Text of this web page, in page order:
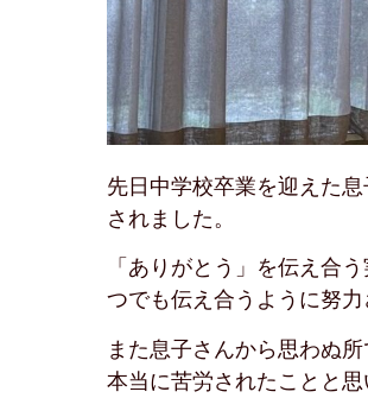
先日中学校卒業を迎えた
されました。
「ありがとう」を伝え合
つでも伝え合うように努
また息子さんから思わぬ
本当に苦労されたことと思